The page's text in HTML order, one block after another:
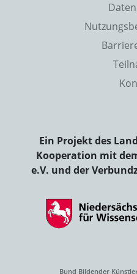
Ein Projekt des
Kooperation mit
e.V. und der
Bund Bildender